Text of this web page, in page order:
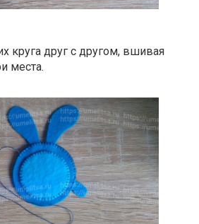
круга друг с другом, вшивая
места.